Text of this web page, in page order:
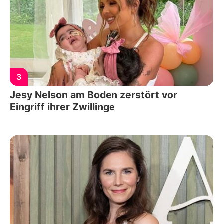
3
Jesy Nelson am Boden zerstört vor
Eingriff ihrer Zwillinge